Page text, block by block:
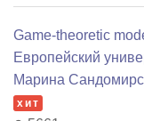
Game-theoretic
Европейский
Марина
хит